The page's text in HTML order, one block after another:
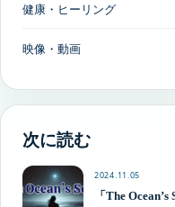
健康・ヒーリング
映像・動画
次に読む
2024.11.05
「The